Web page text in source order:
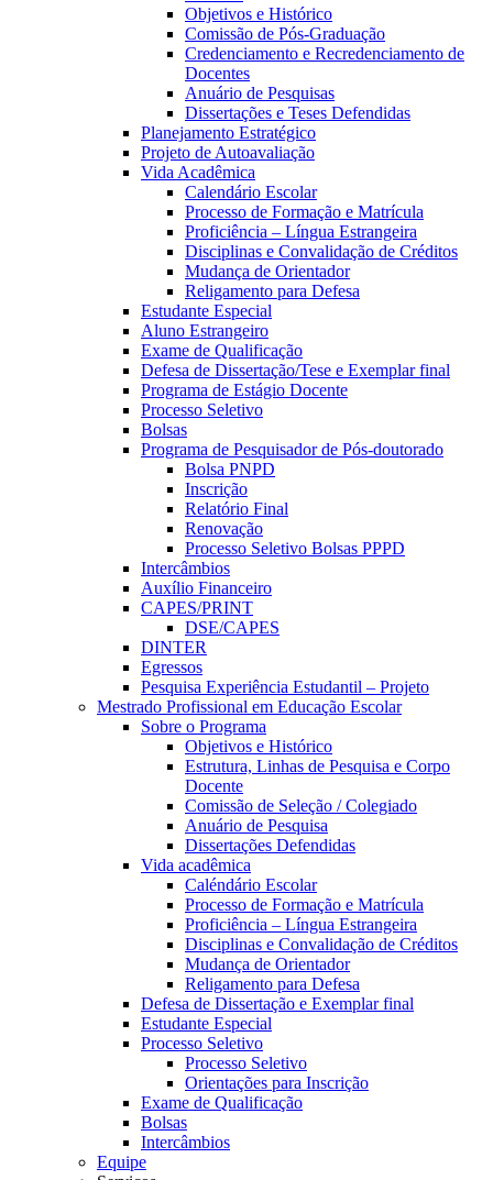
Objetivos e Histórico
Comissão de Pós-Graduação
Credenciamento e Recredenciamento de
Docentes
Anuário de Pesquisas
Dissertações e Teses Defendidas
Planejamento Estratégico
Projeto de Autoavaliação
Vida Acadêmica
Calendário Escolar
Processo de Formação e Matrícula
Proficiência – Língua Estrangeira
Disciplinas e Convalidação de Créditos
Mudança de Orientador
Religamento para Defesa
Estudante Especial
Aluno Estrangeiro
Exame de Qualificação
Defesa de Dissertação/Tese e Exemplar final
Programa de Estágio Docente
Processo Seletivo
Bolsas
Programa de Pesquisador de Pós-doutorado
Bolsa PNPD
Inscrição
Relatório Final
Renovação
Processo Seletivo Bolsas PPPD
Intercâmbios
Auxílio Financeiro
CAPES/PRINT
DSE/CAPES
DINTER
Egressos
Pesquisa Experiência Estudantil – Projeto
Mestrado Profissional em Educação Escolar
Sobre o Programa
Objetivos e Histórico
Estrutura, Linhas de Pesquisa e Corpo
Docente
Comissão de Seleção / Colegiado
Anuário de Pesquisa
Dissertações Defendidas
Vida acadêmica
Caléndário Escolar
Processo de Formação e Matrícula
Proficiência – Língua Estrangeira
Disciplinas e Convalidação de Créditos
Mudança de Orientador
Religamento para Defesa
Defesa de Dissertação e Exemplar final
Estudante Especial
Processo Seletivo
Processo Seletivo
Orientações para Inscrição
Exame de Qualificação
Bolsas
Intercâmbios
Equipe